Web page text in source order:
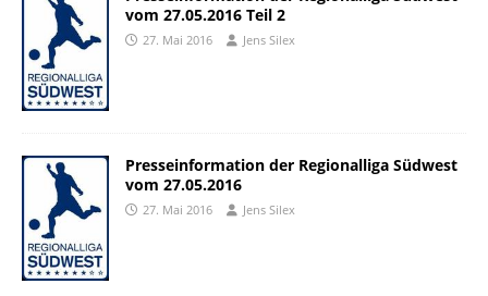
vom 27.05.2016 Teil 2
27. Mai 2016 Jens Silex
Presseinformation der Regionalliga Südwest
vom 27.05.2016
27. Mai 2016 Jens Silex